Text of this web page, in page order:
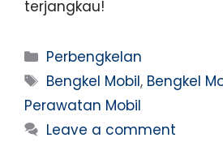
terjangkau!
Perbengkelan
Bengkel Mobil, Bengkel
Perawatan Mobil
Leave a comment